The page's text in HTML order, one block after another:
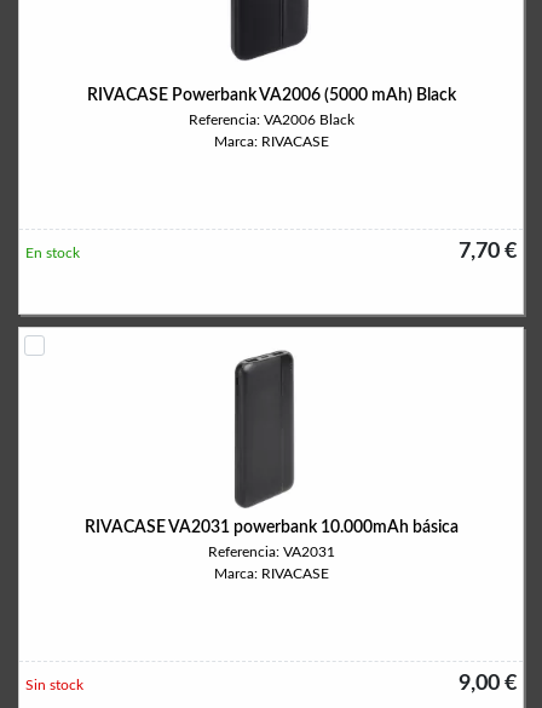
RIVACASE Powerbank VA2006 (5000 mAh) Black
Referencia: VA2006 Black
Marca: RIVACASE
7,70 €
En stock
RIVACASE VA2031 powerbank 10.000mAh básica
Referencia: VA2031
Marca: RIVACASE
9,00 €
Sin stock